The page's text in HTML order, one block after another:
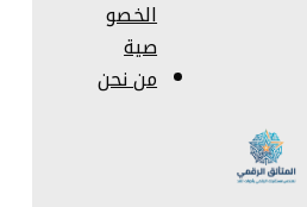
الخصو
صية
من نحن